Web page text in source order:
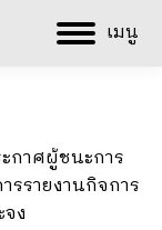
เมนู
กาศผู้ชนะการ
รรายงานกิจการ
ง